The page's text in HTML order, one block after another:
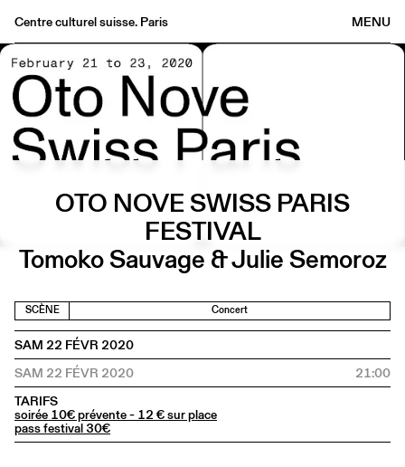
MENU
Centre culturel suisse. Paris
Agenda
Librairie
Buvette
Archives
Éditions
/EN
OTO NOVE SWISS PARIS
FESTIVAL
Tomoko Sauvage & Julie Semoroz
SCÈNE Concert
SAM 22 FÉVR 2020
SAM 22 FÉVR 2020
21:00
TARIFS
soirée 10€ prévente - 12 € sur place
pass festival 30€